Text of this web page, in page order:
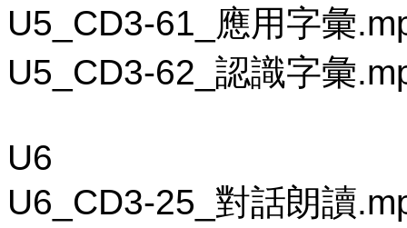
U5_CD3-61_應用字彙
U5_CD3-62_認識字彙
U6
U6_CD3-25_對話朗讀